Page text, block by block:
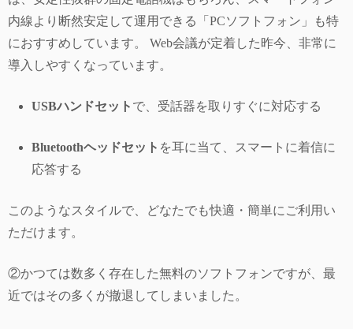
内線より断然安定して運用できる「PCソフトフォン」も特
におすすめしています。 Web会議が定着した昨今、非常に
導入しやすくなっています。
USBハンドセット で、受話器を取りすぐに対応する
Bluetoothヘッドセット を耳に当て、スマートに着信に
応答する
このようなスタイルで、どなたでも快適・簡単にご利用い
ただけます。
②かつては数多く存在した無料のソフトフォンですが、最
近ではその多くが撤退してしまいました。